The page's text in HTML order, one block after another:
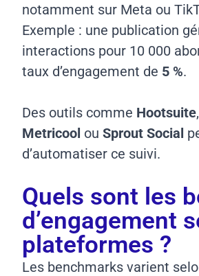
notamment sur Meta ou
Exemple : une publication
interactions pour 10 000
taux d’engagement de 5 %.
Des outils comme Hootsuite,
Metricool ouSprout Social
d’automatiser ce suivi.
Quels sont les
d’engagement
plateformes ?
Les benchmarks varient